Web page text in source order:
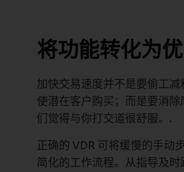
将功能转化为
加快交易速度并不是要偷工减
使潜在客户购买；而是要消除
们觉得与你打交道很舒服。.
正确的 VDR 可将缓慢的手动
简化的工作流程。从指导及时